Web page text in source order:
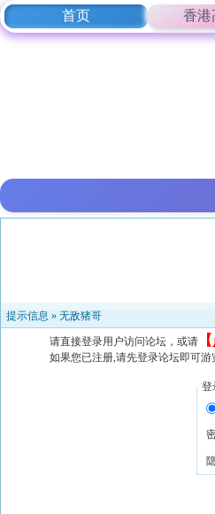
首页 香港
提示信息 » 无敌猪哥
请直接登录用户访问论坛，或请 【
如果您已注册,请先登录论坛即可游
登